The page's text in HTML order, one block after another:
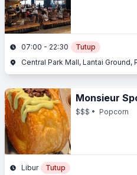
07:00 - 22:30
Tutup
Monsieur
$$$ • Popcorn
Libur Tutup